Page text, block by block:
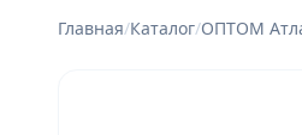
Главная/Каталог/ОПТОМ